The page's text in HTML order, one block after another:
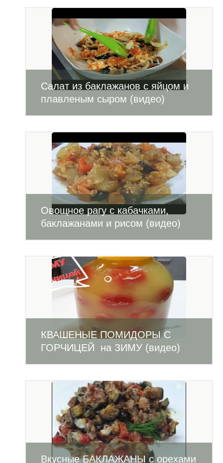
Салат из баклажанов с яйцом и
плавленым сыром (видео)
Овощное рагу с кабачками,
баклажанами и рисом (видео)
КВАШЕНЫЕ ПОМИДОРЫ С
ГОРЧИЦЕЙ на ЗИМУ (видео)
Вкусные БАКЛАЖАНЫ с орехами